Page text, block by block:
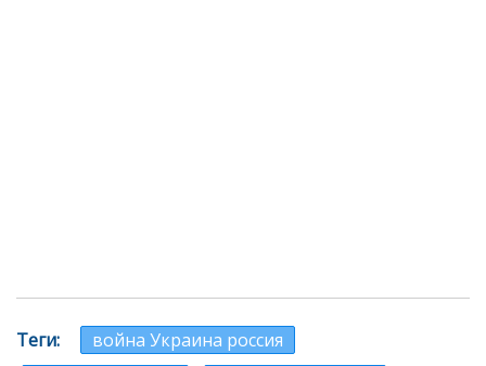
Теги
война Украина россия